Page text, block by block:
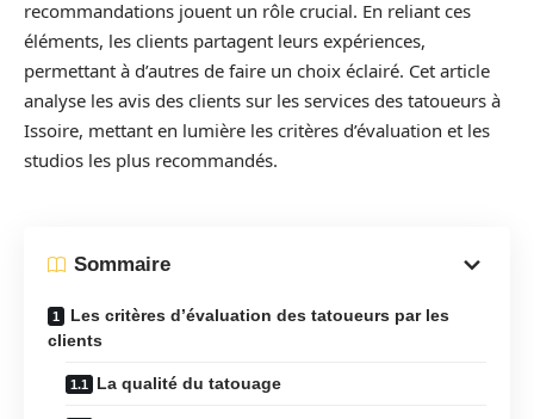
recommandations jouent un rôle crucial. En reliant ces
éléments, les clients partagent leurs expériences,
permettant à d’autres de faire un choix éclairé. Cet article
analyse les avis des clients sur les services des tatoueurs à
Issoire, mettant en lumière les critères d’évaluation et les
studios les plus recommandés.
Sommaire
Les critères d’évaluation des tatoueurs par les
clients
La qualité du tatouage